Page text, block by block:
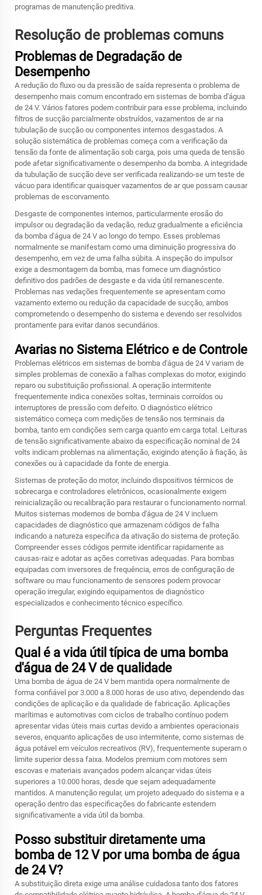
programas de manutenção preditiva.
Resolução de problemas comuns
Problemas de Degradação de
Desempenho
A redução do fluxo ou da pressão de saída representa o problema de
desempenho mais comum encontrado em sistemas de bomba d'água
de 24 V. Vários fatores podem contribuir para esse problema, incluindo
filtros de sucção parcialmente obstruídos, vazamentos de ar na
tubulação de sucção ou componentes internos desgastados. A
solução sistemática de problemas começa com a verificação da
tensão da fonte de alimentação sob carga, pois uma queda de tensão
pode afetar significativamente o desempenho da bomba. A integridade
da tubulação de sucção deve ser verificada realizando-se um teste de
vácuo para identificar quaisquer vazamentos de ar que possam causar
problemas de escorvamento.
Desgaste de componentes internos, particularmente erosão do
impulsor ou degradação da vedação, reduz gradualmente a eficiência
da bomba d'água de 24 V ao longo do tempo. Esses problemas
normalmente se manifestam como uma diminuição progressiva do
desempenho, em vez de uma falha súbita. A inspeção do impulsor
exige a desmontagem da bomba, mas fornece um diagnóstico
definitivo dos padrões de desgaste e da vida útil remanescente.
Problemas nas vedações frequentemente se apresentam como
vazamento externo ou redução da capacidade de sucção, ambos
comprometendo o desempenho do sistema e devendo ser resolvidos
prontamente para evitar danos secundários.
Avarias no Sistema Elétrico e de Controle
Problemas elétricos em sistemas de bomba d'água de 24 V variam de
simples problemas de conexão a falhas complexas do motor, exigindo
reparo ou substituição profissional. A operação intermitente
frequentemente indica conexões soltas, terminais corroídos ou
interruptores de pressão com defeito. O diagnóstico elétrico
sistemático começa com medições de tensão nos terminais da
bomba, tanto em condições sem carga quanto em carga total. Leituras
de tensão significativamente abaixo da especificação nominal de 24
volts indicam problemas na alimentação, exigindo atenção à fiação, às
conexões ou à capacidade da fonte de energia.
Sistemas de proteção do motor, incluindo dispositivos térmicos de
sobrecarga e controladores eletrônicos, ocasionalmente exigem
reinicialização ou recalibração para restaurar o funcionamento normal.
Muitos sistemas modernos de bomba d'água de 24 V incluem
capacidades de diagnóstico que armazenam códigos de falha
indicando a natureza específica da ativação do sistema de proteção.
Compreender esses códigos permite identificar rapidamente as
causas-raiz e adotar as ações corretivas adequadas. Para bombas
equipadas com inversores de frequência, erros de configuração de
software ou mau funcionamento de sensores podem provocar
operação irregular, exigindo equipamentos de diagnóstico
especializados e conhecimento técnico específico.
Perguntas Frequentes
Qual é a vida útil típica de uma bomba
d'água de 24 V de qualidade
Uma bomba de água de 24 V bem mantida opera normalmente de
forma confiável por 3.000 a 8.000 horas de uso ativo, dependendo das
condições de aplicação e da qualidade de fabricação. Aplicações
marítimas e automotivas com ciclos de trabalho contínuo podem
apresentar vidas úteis mais curtas devido a ambientes operacionais
severos, enquanto aplicações de uso intermitente, como sistemas de
água potável em veículos recreativos (RV), frequentemente superam o
limite superior dessa faixa. Modelos premium com motores sem
escovas e materiais avançados podem alcançar vidas úteis
superiores a 10.000 horas, desde que sejam adequadamente
mantidos. A manutenção regular, um projeto adequado do sistema e a
operação dentro das especificações do fabricante estendem
significativamente a vida útil da bomba.
Posso substituir diretamente uma
bomba de 12 V por uma bomba de água
de 24 V?
A substituição direta exige uma análise cuidadosa tanto dos fatores